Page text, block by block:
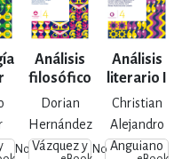
No
Análisis
filosófico
Dorian
Hernández
Vázquez y No
Análisis
literario I
Christian
Alejandro
Anguiano